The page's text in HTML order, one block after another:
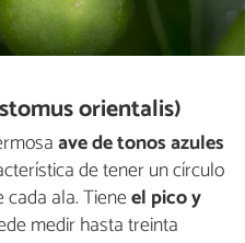
orientalis)
ave de tonos azules
de tener un círculo
ala. Tieneel pico y
medir hasta treinta